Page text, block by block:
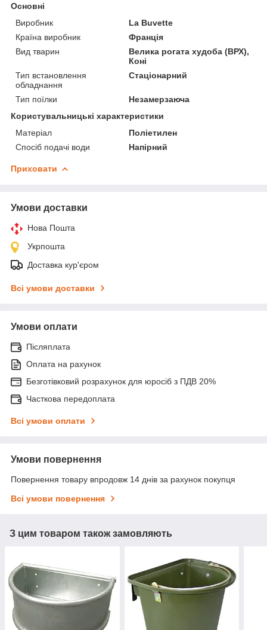
Основні
Виробник
La Buvette
Країна виробник
Франція
Вид тварин
Велика рогата худоба (ВРХ),
Коні
Тип встановлення
обладнання
Стаціонарний
Тип поїлки
Незамерзаюча
Користувальницькі характеристики
Матеріал
Поліетилен
Спосіб подачі води
Напірний
Приховати
Умови доставки
Нова Пошта
Укрпошта
Доставка кур'єром
Всі умови доставки
Умови оплати
Післяплата
Оплата на рахунок
Безготівковий розрахунок для юросіб з ПДВ 20%
Часткова передоплата
Всі умови оплати
Умови повернення
Повернення товару впродовж 14 днів за рахунок покупця
Всі умови повернення
З цим товаром також замовляють